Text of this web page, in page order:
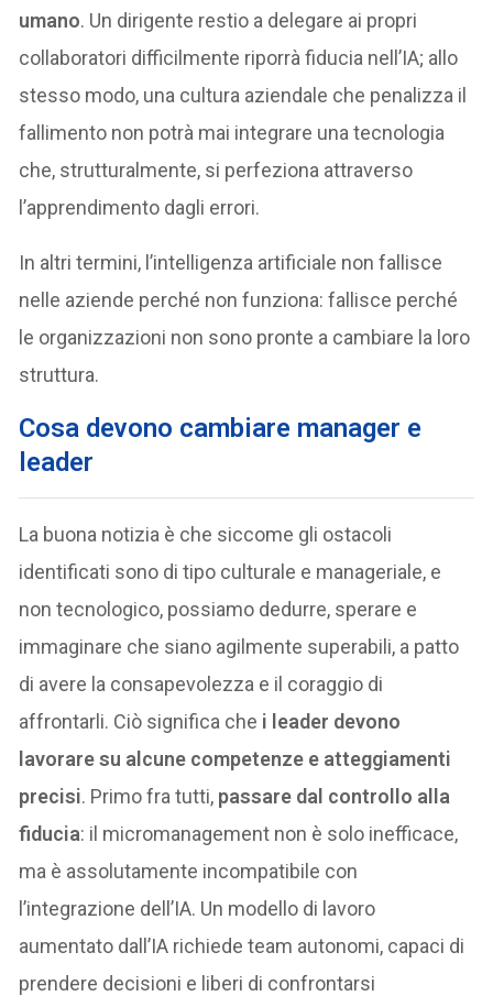
umano. Un dirigente restio a delegare ai propri
collaboratori difficilmente riporrà fiducia nell’IA; allo
stesso modo, una cultura aziendale che penalizza il
fallimento non potrà mai integrare una tecnologia
che, strutturalmente, si perfeziona attraverso
l’apprendimento dagli errori.
In altri termini, l’intelligenza artificiale non fallisce
nelle aziende perché non funziona: fallisce perché
le organizzazioni non sono pronte a cambiare la loro
struttura.
Cosa devono cambiare manager e
leader
La buona notizia è che siccome gli ostacoli
identificati sono di tipo culturale e manageriale, e
non tecnologico, possiamo dedurre, sperare e
immaginare che siano agilmente superabili, a patto
di avere la consapevolezza e il coraggio di
affrontarli. Ciò significa che i leader devono
lavorare su alcune competenze e atteggiamenti
precisi. Primo fra tutti, passare dal controllo alla
fiducia: il micromanagement non è solo inefficace,
ma è assolutamente incompatibile con
l’integrazione dell’IA. Un modello di lavoro
aumentato dall’IA richiede team autonomi, capaci di
prendere decisioni e liberi di confrontarsi